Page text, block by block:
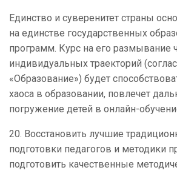
Единство и суверенитет страны
на единстве государственных
программ. Курс на его размывание
индивидуальных траекторий
«Образование») будет
хаоса в образовании, повлечет
погружение детей в онлайн-
20. Восстановить лучшие
подготовки педагогов и методики
подготовить качественные